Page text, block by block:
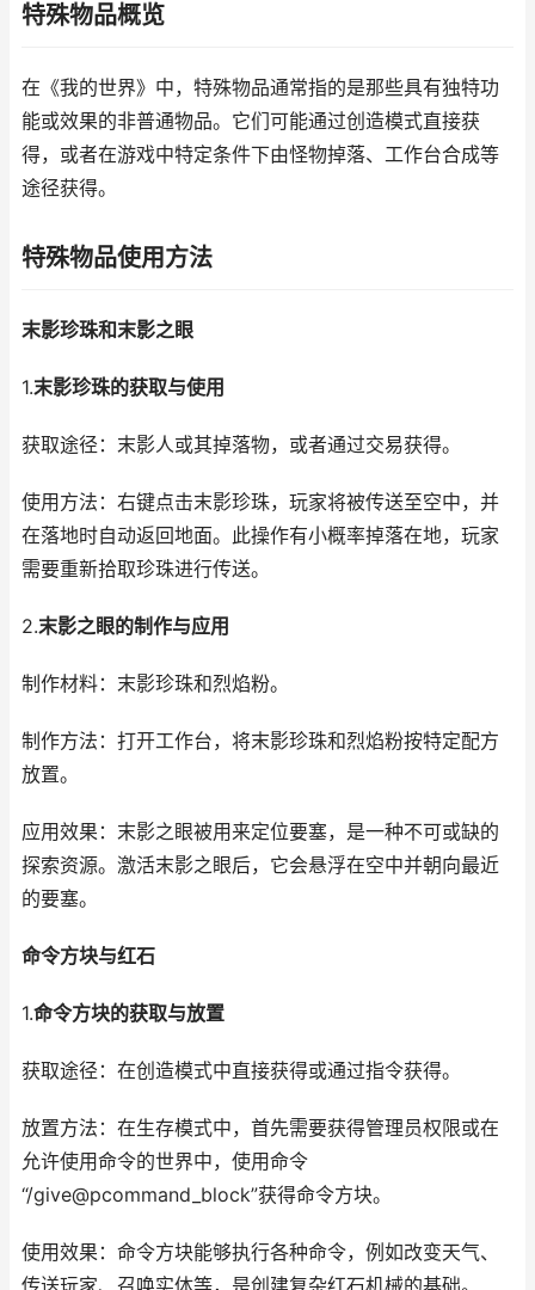
特殊物品概览
在《我的世界》中，特殊物品通常指的是那些具有独特功
能或效果的非普通物品。它们可能通过创造模式直接获
得，或者在游戏中特定条件下由怪物掉落、工作台合成等
途径获得。
特殊物品使用方法
末影珍珠和末影之眼
1.末影珍珠的获取与使用
获取途径：末影人或其掉落物，或者通过交易获得。
使用方法：右键点击末影珍珠，玩家将被传送至空中，并
在落地时自动返回地面。此操作有小概率掉落在地，玩家
需要重新拾取珍珠进行传送。
2.末影之眼的制作与应用
制作材料：末影珍珠和烈焰粉。
制作方法：打开工作台，将末影珍珠和烈焰粉按特定配方
放置。
应用效果：末影之眼被用来定位要塞，是一种不可或缺的
探索资源。激活末影之眼后，它会悬浮在空中并朝向最近
的要塞。
命令方块与红石
1.命令方块的获取与放置
获取途径：在创造模式中直接获得或通过指令获得。
放置方法：在生存模式中，首先需要获得管理员权限或在
允许使用命令的世界中，使用命令
“/give@pcommand_block”获得命令方块。
使用效果：命令方块能够执行各种命令，例如改变天气、